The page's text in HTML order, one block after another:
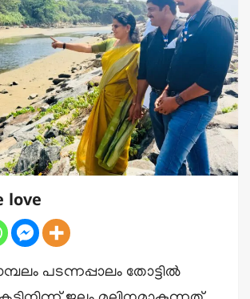
love
പടന്നപ്പാലം തോട്ടിൽ